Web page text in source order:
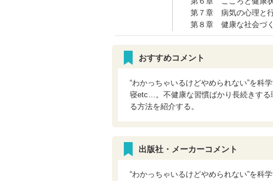
第７章 病気の心理と
第８章 健康な社会づ
おすすめコメント
“わかっちゃいるけどやめられない”を
寝etc…。不健康な習慣ばかり長続きする
る方法を紹介する。
出版社・メーカーコメント
“わかっちゃいるけどやめられない”を科